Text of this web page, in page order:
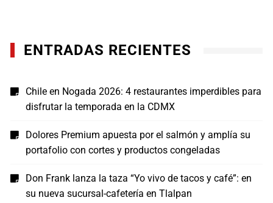
ENTRADAS RECIENTES
Chile en Nogada 2026: 4 restaurantes imperdibles para
disfrutar la temporada en la CDMX
Dolores Premium apuesta por el salmón y amplía su
portafolio con cortes y productos congeladas
Don Frank lanza la taza “Yo vivo de tacos y café”: en
su nueva sucursal-cafetería en Tlalpan